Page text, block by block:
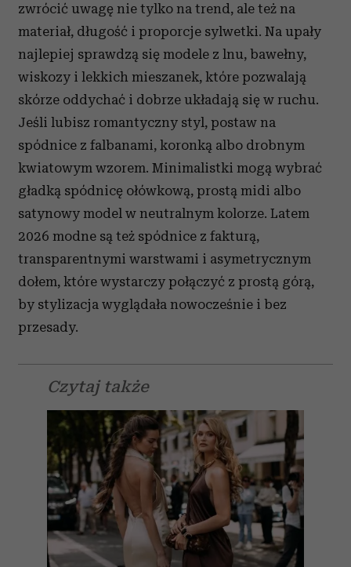
zwrócić uwagę nie tylko na trend, ale też na
materiał, długość i proporcje sylwetki. Na upały
najlepiej sprawdzą się modele z lnu, bawełny,
wiskozy i lekkich mieszanek, które pozwalają
skórze oddychać i dobrze układają się w ruchu.
Jeśli lubisz romantyczny styl, postaw na
spódnice z falbanami, koronką albo drobnym
kwiatowym wzorem. Minimalistki mogą wybrać
gładką spódnicę ołówkową, prostą midi albo
satynowy model w neutralnym kolorze. Latem
2026 modne są też spódnice z fakturą,
transparentnymi warstwami i asymetrycznym
dołem, które wystarczy połączyć z prostą górą,
by stylizacja wyglądała nowocześnie i bez
przesady.
Czytaj także